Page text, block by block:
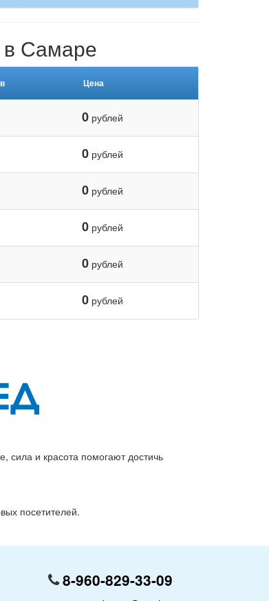
в Самаре
Цена
0рублей
0рублей
0рублей
0рублей
0рублей
0рублей
сила и красота помогают достичь
посетителей.
8-960-829-33-09